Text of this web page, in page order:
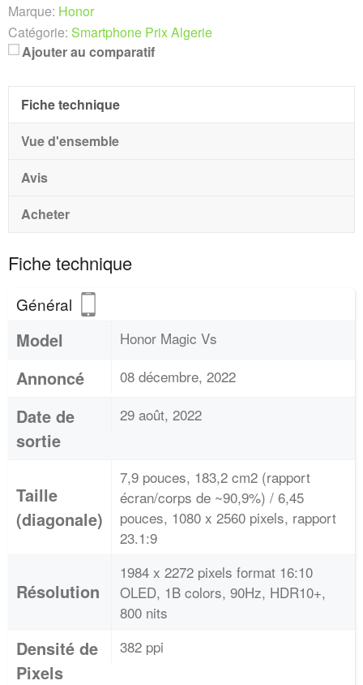
Marque: Honor
Catégorie: Smartphone Prix Algerie
Ajouter au comparatif
Fiche technique
Vue d'ensemble
Avis
Acheter
Fiche technique
Général
Model Honor Magic Vs
Annoncé 08 décembre, 2022
Date de
sortie
29 août, 2022
Taille
(diagonale)
7,9 pouces, 183,2 cm2 (rapport
écran/corps de ~90,9%) / 6,45
pouces, 1080 x 2560 pixels, rapport
23.1:9
Résolution
1984 x 2272 pixels format 16:10
OLED, 1B colors, 90Hz, HDR10+,
800 nits
Densité de
Pixels
382 ppi